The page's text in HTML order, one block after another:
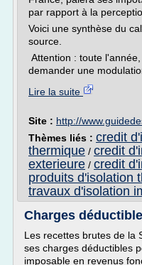
par rapport à la
Voici une synthèse du
source.
Attention : toute
demander une
Lire la suite
Site : http://
Thèmes liés : credit
thermique / credit
exterieure / credit
produits d'isolation
travaux d'isolation
Charges
Les recettes brutes de la
ses charges déductibles
imposable en revenus